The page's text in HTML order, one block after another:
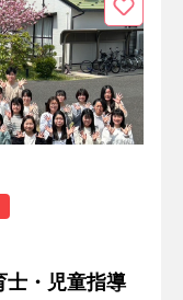
士・児童指導